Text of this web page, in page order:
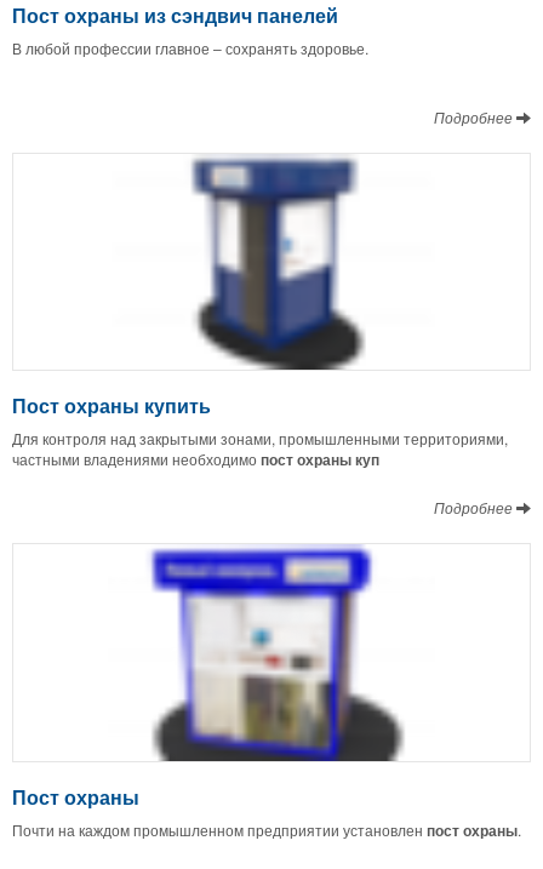
Пост охраны из сэндвич панелей
В любой профессии главное – сохранять здоровье.
Подробнее
Пост охраны купить
Для контроля над закрытыми зонами, промышленными территориями,
частными владениями необходимопост охраны куп
Подробнее
Пост охраны
Почти на каждом промышленном предприятии установлен пост охраны.